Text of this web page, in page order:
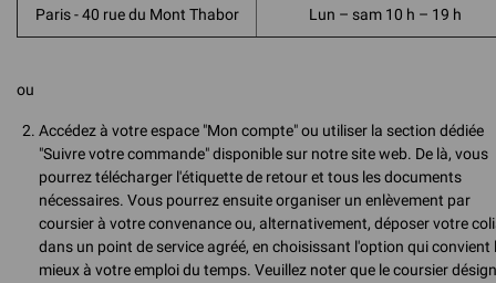
Paris - 40 rue du Mont Thabor Lun – sam 10 h – 19 h
ou
Accédez à votre espace "Mon compte" ou utiliser la section dédiée
"Suivre votre commande" disponible sur notre site web. De là, vous
pourrez télécharger l'étiquette de retour et tous les documents
nécessaires. Vous pourrez ensuite organiser un enlèvement par
coursier à votre convenance ou, alternativement, déposer votre
dans un point de service agréé, en choisissant l'option qui convient
mieux à votre emploi du temps. Veuillez noter que le coursier